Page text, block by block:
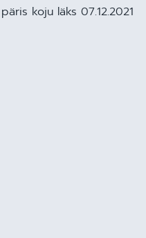
koju läks 07.12.2021